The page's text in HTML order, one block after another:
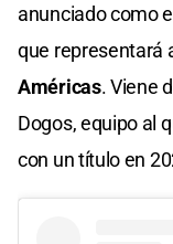
anunciado como
que representará
Américas. Viene
Dogos, equipo al
con un título en